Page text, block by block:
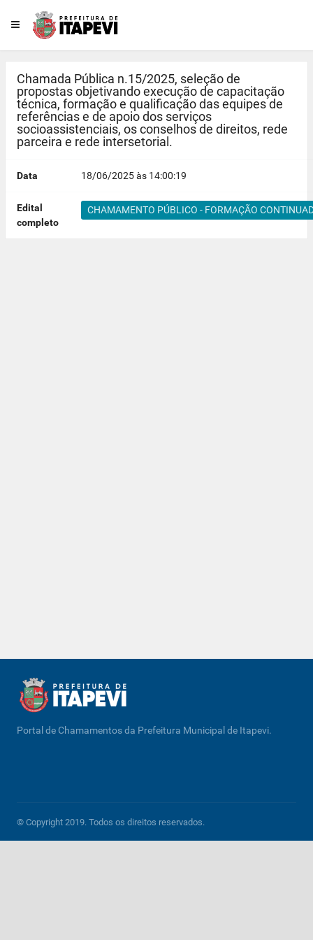
Chamada Pública n.15/2025, seleção de
propostas objetivando execução de capacitação
técnica, formação e qualificação das equipes de
referências e de apoio dos serviços
socioassistenciais, os conselhos de direitos, rede
parceira e rede intersetorial.
Data 18/06/2025 às 14:00:19
Edital
completo
CHAMAMENTO PÚBLICO - FORMAÇÃO
Portal de Chamamentos da Prefeitura Municipal de Itapevi.
© Copyright 2019. Todos os direitos reservados.